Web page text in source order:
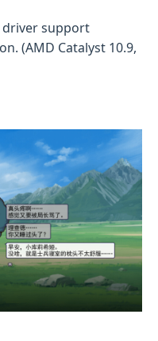
driver support
(AMD Catalyst 10.9,